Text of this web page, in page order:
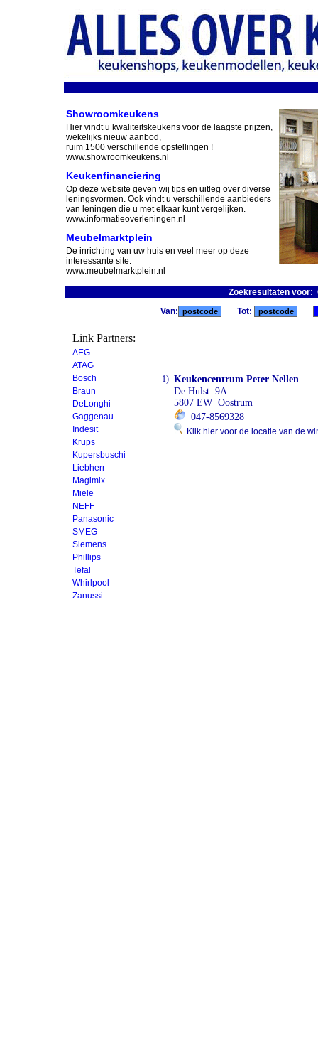
Showroomkeukens
Hier vindt u kwaliteitskeukens voor de laagste prijzen,
wekelijks nieuw aanbod,
ruim 1500 verschillende opstellingen !
www.showroomkeukens.nl
Keukenfinanciering
Op deze website geven wij tips en uitleg over diverse
leningsvormen. Ook vindt u verschillende aanbieders
van leningen die u met elkaar kunt vergelijken.
www.informatieoverleningen.nl
Meubelmarktplein
De inrichting van uw huis en veel meer op deze
interessante site.
www.meubelmarktplein.nl
Zoekresultaten voor:
Link Partners:
AEG
ATAG
Bosch
Braun
DeLonghi
Gaggenau
Indesit
Krups
Kupersbuschi
Liebherr
Magimix
Miele
NEFF
Panasonic
SMEG
Siemens
Phillips
Tefal
Whirlpool
Zanussi
Van: Tot:
1) Keukencentrum Peter Nellen
De Hulst 9A
5807 EW Oostrum
047-8569328
Klik hier voor de locatie van de